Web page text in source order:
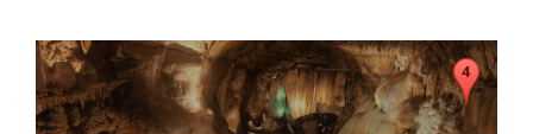
page